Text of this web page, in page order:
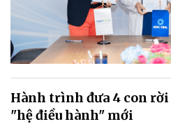
Hành trình đưa 4 con
"hệ điều hành" mới